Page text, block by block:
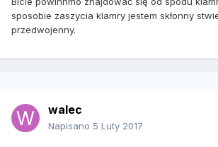
sposobie zaszycia klamry jestem skłonny
przedwojenny.
walec
Napisano 5 Luty 2017